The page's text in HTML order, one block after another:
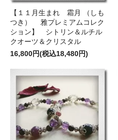
【１１月生まれ 霜月 （しも
つき） 雅プレミアムコレク
ション】 シトリン＆ルチル
クオーツ＆クリスタル
16,800円(税込18,480円)